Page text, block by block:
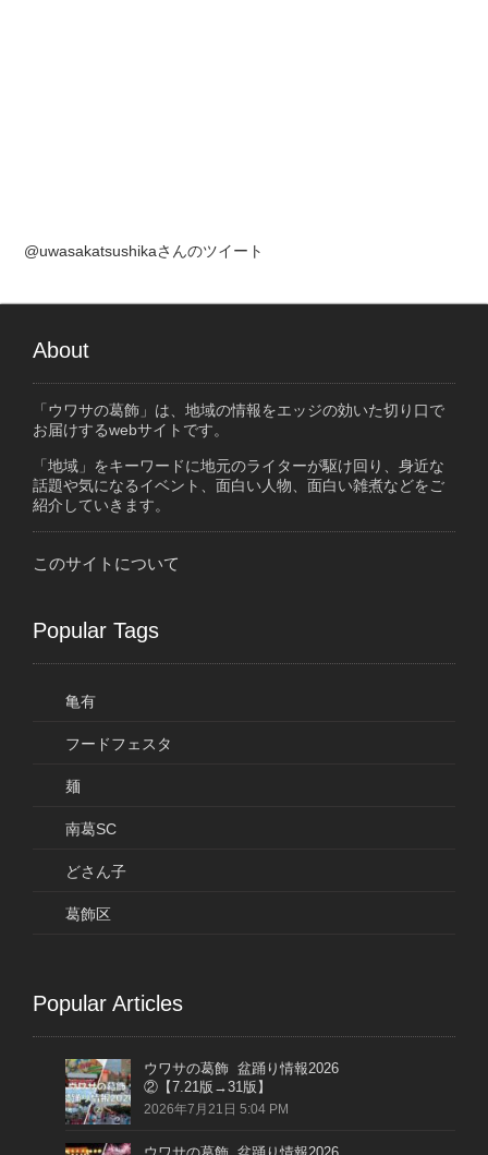
@uwasakatsushikaさんのツイート
About
「ウワサの葛飾」は、地域の情報をエッジの効いた切り口で
お届けするwebサイトです。
「地域」をキーワードに地元のライターが駆け回り、身近な
話題や気になるイベント、面白い人物、面白い雑煮などをご
紹介していきます。
このサイトについて
Popular Tags
亀有
フードフェスタ
麺
南葛SC
どさん子
葛飾区
Popular Articles
ウワサの葛飾 盆踊り情報2026
②【7.21版→31版】
2026年7月21日 5:04 PM